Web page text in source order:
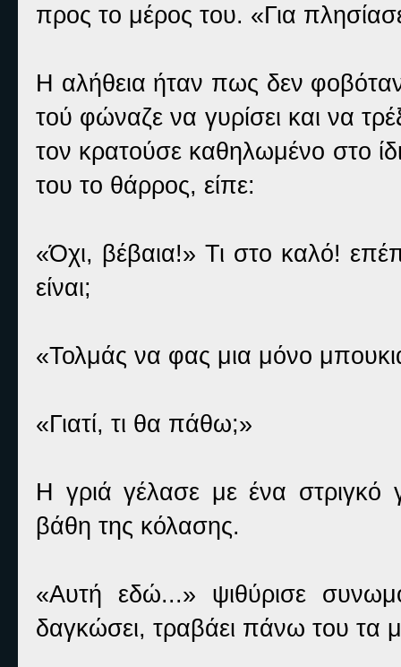
προς το μέρος του. «Για
Η αλήθεια ήταν πως δεν φοβόταν
τού φώναζε να γυρίσει και να
τον κρατούσε καθηλωμένο στο
του το θάρρος, είπε:
«Όχι, βέβαια!» Τι στο καλό!
είναι;
«Τολμάς να φας μια μόνο
«Γιατί, τι θα πάθω;»
Η γριά γέλασε με ένα στριγκό
βάθη της κόλασης.
«Αυτή εδώ...» ψιθύρισε
δαγκώσει, τραβάει πάνω του τα